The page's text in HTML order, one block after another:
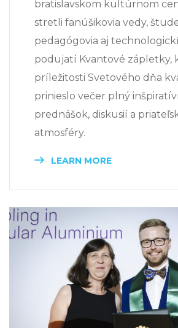
bratislavskom kultúrnom
stretli fanúšikovia vedy,
pedagógovia aj
podujatí Kvantové zápletky,
príležitosti Svetového dňa
prinieslo večer plný
prednášok, diskusií a
atmosféry.
LEARN MORE